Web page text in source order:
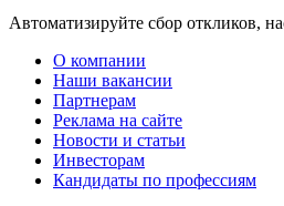
Автоматизируйте сбор откликов,
О компании
Наши вакансии
Партнерам
Реклама на сайте
Новости и статьи
Инвесторам
Кандидаты по профессиям